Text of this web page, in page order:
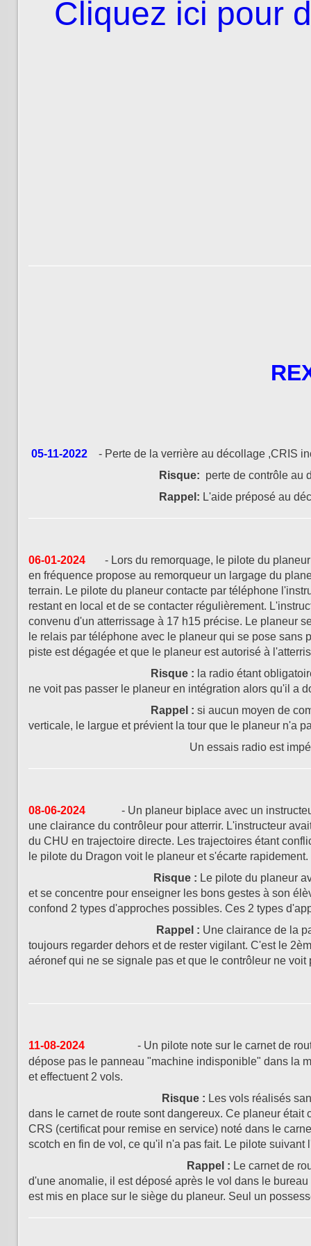
Cliquez ici pour
05-11-2022 - Perte de la verrière au décollage ,CRIS
Risque: perte de contrôle au
Rappel: L'aide préposé au
06-01-2024 - Lors du remorquage, le pilote du planeur
en fréquence propose au remorqueur un largage du
terrain. Le pilote du planeur contacte par téléphone
restant en local et de se contacter régulièrement.
convenu d'un atterrissage à 17 h15 précise. Le planeur
le relais par téléphone avec le planeur qui se pose
piste est dégagée et que le planeur est autorisé à
Risque : la radio étant
ne voit pas passer le planeur en intégration alors qu'il a
Rappel : si aucun moyen de
verticale, le largue et prévient la tour que le planeur n'a
Un essais radio est impératif avant la
08-06-2024
- Un planeur biplace avec un instructeur
une clairance du contrôleur pour atterrir. L'instructeur
du CHU en trajectoire directe. Les trajectoires étant
le pilote du Dragon voit le planeur et s'écarte
Risque : Le pilote du planeur
et se concentre pour enseigner les bons gestes à son
confond 2 types d'approches possibles. Ces 2 types
Rappel : Une clairance de la
toujours regarder dehors et de rester vigilant. C'est le
aéronef qui ne se signale pas et que le contrôleur ne
11-08-2024
- Un pilote note sur le carnet de
dépose pas le panneau "machine indisponible" dans la
et effectuent 2 vols.
Risque : Les vols réalisés
dans le carnet de route sont dangereux. Ce planeur
CRS (certificat pour remise en service) noté dans le
scotch en fin de vol, ce qu'il n'a pas fait. Le pilote
Rappel : Le carnet de
d'une anomalie, il est déposé après le vol dans le
est mis en place sur le siège du planeur. Seul un